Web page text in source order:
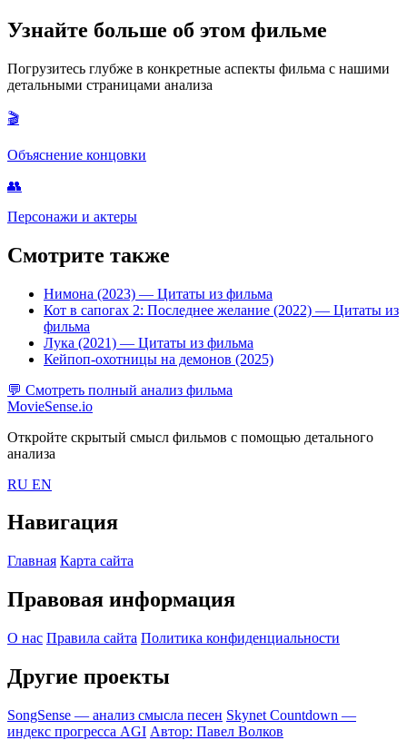
Узнайте больше об этом фильме
Погрузитесь глубже в конкретные аспекты фильма с нашими
детальными страницами анализа
🎬
Объяснение концовки
👥
Персонажи и актеры
Смотрите также
Нимона (2023) — Цитаты из фильма
Кот в сапогах 2: Последнее желание (2022) — Цитаты из
фильма
Лука (2021) — Цитаты из фильма
Кейпоп-охотницы на демонов (2025)
💬 Смотреть полный анализ фильма
MovieSense.io
Откройте скрытый смысл фильмов с помощью детального
анализа
RU EN
Навигация
Главная Карта сайта
Правовая информация
О нас Правила сайта Политика конфиденциальности
Другие проекты
SongSense — анализ смысла песен Skynet Countdown —
индекс прогресса AGI Автор: Павел Волков